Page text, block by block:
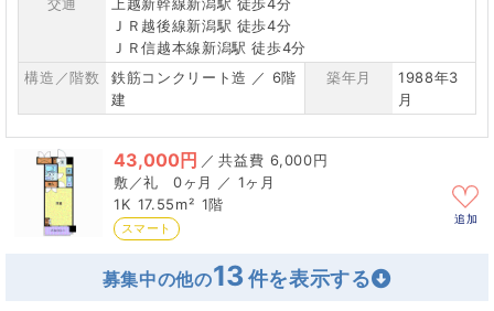
ＪＲ越後線新潟駅 徒歩4分
ＪＲ信越本線新潟駅 徒歩4分
構造／階数
鉄筋コンクリート造 ／ 6階
建
築年月
1988年3
月
43,000円 ／
6,000円
0ヶ月 ／ 1ヶ月
1K 17.55m² 1階
スマート
追加
募集中の他の13